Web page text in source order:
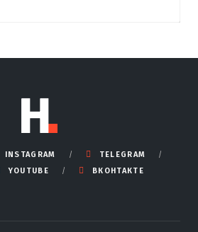
INSTAGRAM
TELEGRAM
YOUTUBE ВКОНТАКТЕ